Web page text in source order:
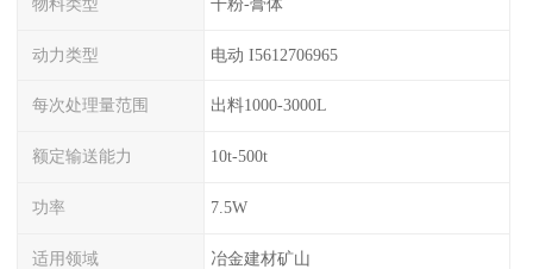
动力类型 电动 I5612706965
每次处理量范围 出料1000-3000L
额定输送能力 10t-500t
功率 7.5W
适用领域 冶金建材矿山